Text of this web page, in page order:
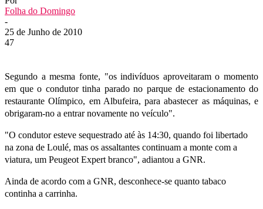
Folha do Domingo
-
25 de Junho de 2010
47
Segundo a mesma fonte, "os indivíduos aproveitaram o momento
em que o condutor tinha parado no parque de estacionamento do
restaurante Olímpico, em Albufeira, para abastecer as máquinas, e
obrigaram-no a entrar novamente no veículo".
"O condutor esteve sequestrado até às 14:30, quando foi libertado
na zona de Loulé, mas os assaltantes continuam a monte com a
viatura, um Peugeot Expert branco", adiantou a GNR.
Ainda de acordo com a GNR, desconhece-se quanto tabaco
continha a carrinha.